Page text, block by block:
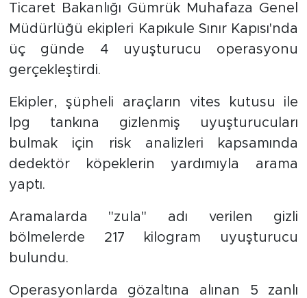
Ticaret Bakanlığı Gümrük Muhafaza Genel
Müdürlüğü ekipleri Kapıkule Sınır Kapısı'nda
üç günde 4 uyuşturucu operasyonu
gerçekleştirdi.
Ekipler, şüpheli araçların vites kutusu ile
lpg tankına gizlenmiş uyuşturucuları
bulmak için risk analizleri kapsamında
dedektör köpeklerin yardımıyla arama
yaptı.
Aramalarda "zula" adı verilen gizli
bölmelerde 217 kilogram uyuşturucu
bulundu.
Operasyonlarda gözaltına alınan 5 zanlı